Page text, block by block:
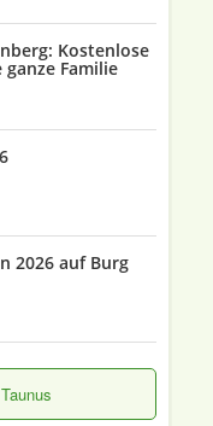
Kostenlose
Familie
2026 auf Burg